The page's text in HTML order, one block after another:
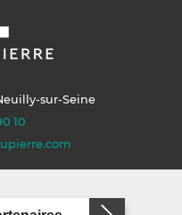
sur-Seine
10